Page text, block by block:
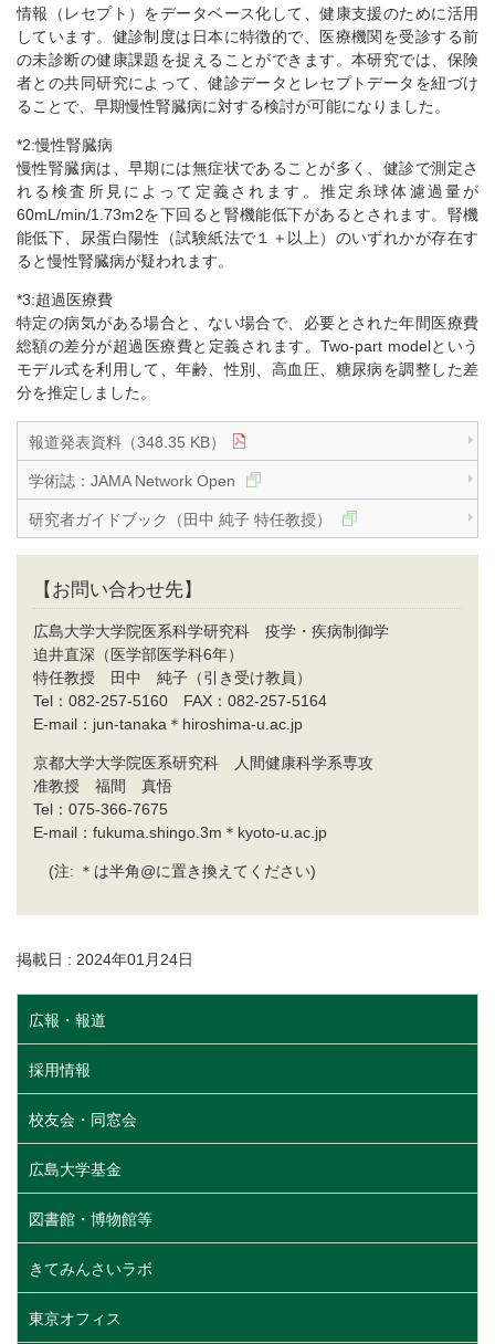
情報（レセプト）をデータベース化して、健康支援のために活用
しています。健診制度は日本に特徴的で、医療機関を受診する前
の未診断の健康課題を捉えることができます。本研究では、保険
者との共同研究によって、健診データとレセプトデータを紐づけ
ることで、早期慢性腎臓病に対する検討が可能になりました。
*2:慢性腎臓病
慢性腎臓病は、早期には無症状であることが多く、健診で測定さ
れる検査所見によって定義されます。推定糸球体濾過量が
60mL/min/1.73m2を下回ると腎機能低下があるとされます。腎機
能低下、尿蛋白陽性（試験紙法で１＋以上）のいずれかが存在す
ると慢性腎臓病が疑われます。
*3:超過医療費
特定の病気がある場合と、ない場合で、必要とされた年間医療費
総額の差分が超過医療費と定義されます。Two-part modelという
モデル式を利用して、年齢、性別、高血圧、糖尿病を調整した差
分を推定しました。
報道発表資料（348.35 KB）
学術誌：JAMA Network Open
研究者ガイドブック（田中 純子 特任教授）
【お問い合わせ先】
広島大学大学院医系科学研究科 疫学・疾病制御学
迫井直深（医学部医学科6年）
特任教授 田中 純子（引き受け教員）
Tel：082-257-5160 FAX：082-257-5164
E-mail：jun-tanaka＊hiroshima-u.ac.jp
京都大学大学院医系研究科 人間健康科学系専攻
准教授 福間 真悟
Tel：075-366-7675
E-mail：fukuma.shingo.3m＊kyoto-u.ac.jp
(注: ＊は半角@に置き換えてください)
掲載日 : 2024年01月24日
広報・報道
採用情報
校友会・同窓会
広島大学基金
図書館・博物館等
きてみんさいラボ
東京オフィス